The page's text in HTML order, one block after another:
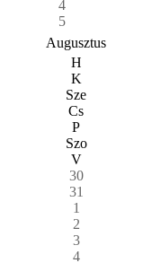
4
5
Augusztus
H
K
Sze
Cs
P
Szo
V
30
31
1
2
3
4